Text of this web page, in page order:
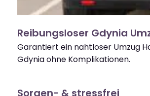
Reibungsloser Gdynia
Garantiert ein nahtloser Umzug
Gdynia ohne Komplikationen.
Sorgen- & stressfrei